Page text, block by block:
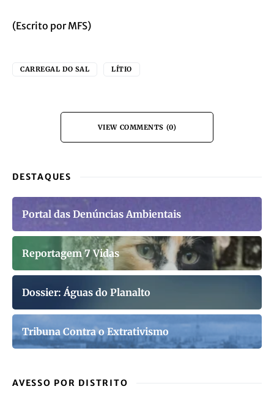
(Escrito por MFS)
CARREGAL DO SAL LÍTIO
VIEW COMMENTS (0)
DESTAQUES
Portal das Denúncias Ambientais
Reportagem 7 Vidas
Dossier: Águas do Planalto
Tribuna Contra o Extrativismo
AVESSO POR DISTRITO